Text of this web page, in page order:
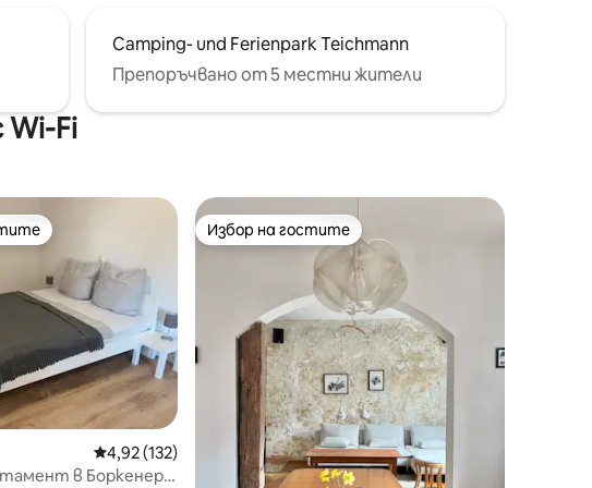
Camping- und Ferienpark Teichmann
Препоръчвано от 5 местни жители
Fi
на гостите
Средна оценка: 4,92 от 5, 132 отзива
4,92 (132)
в Боркенер
Избор на гостите
Избор на гостите